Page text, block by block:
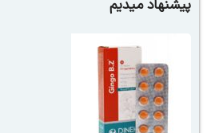
پیشنهاد میدیم